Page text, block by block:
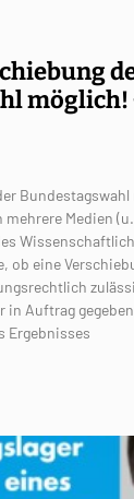
möglich!
Bundestagswahl
Medien
ob eine
in Auftrag
Ergebnisses